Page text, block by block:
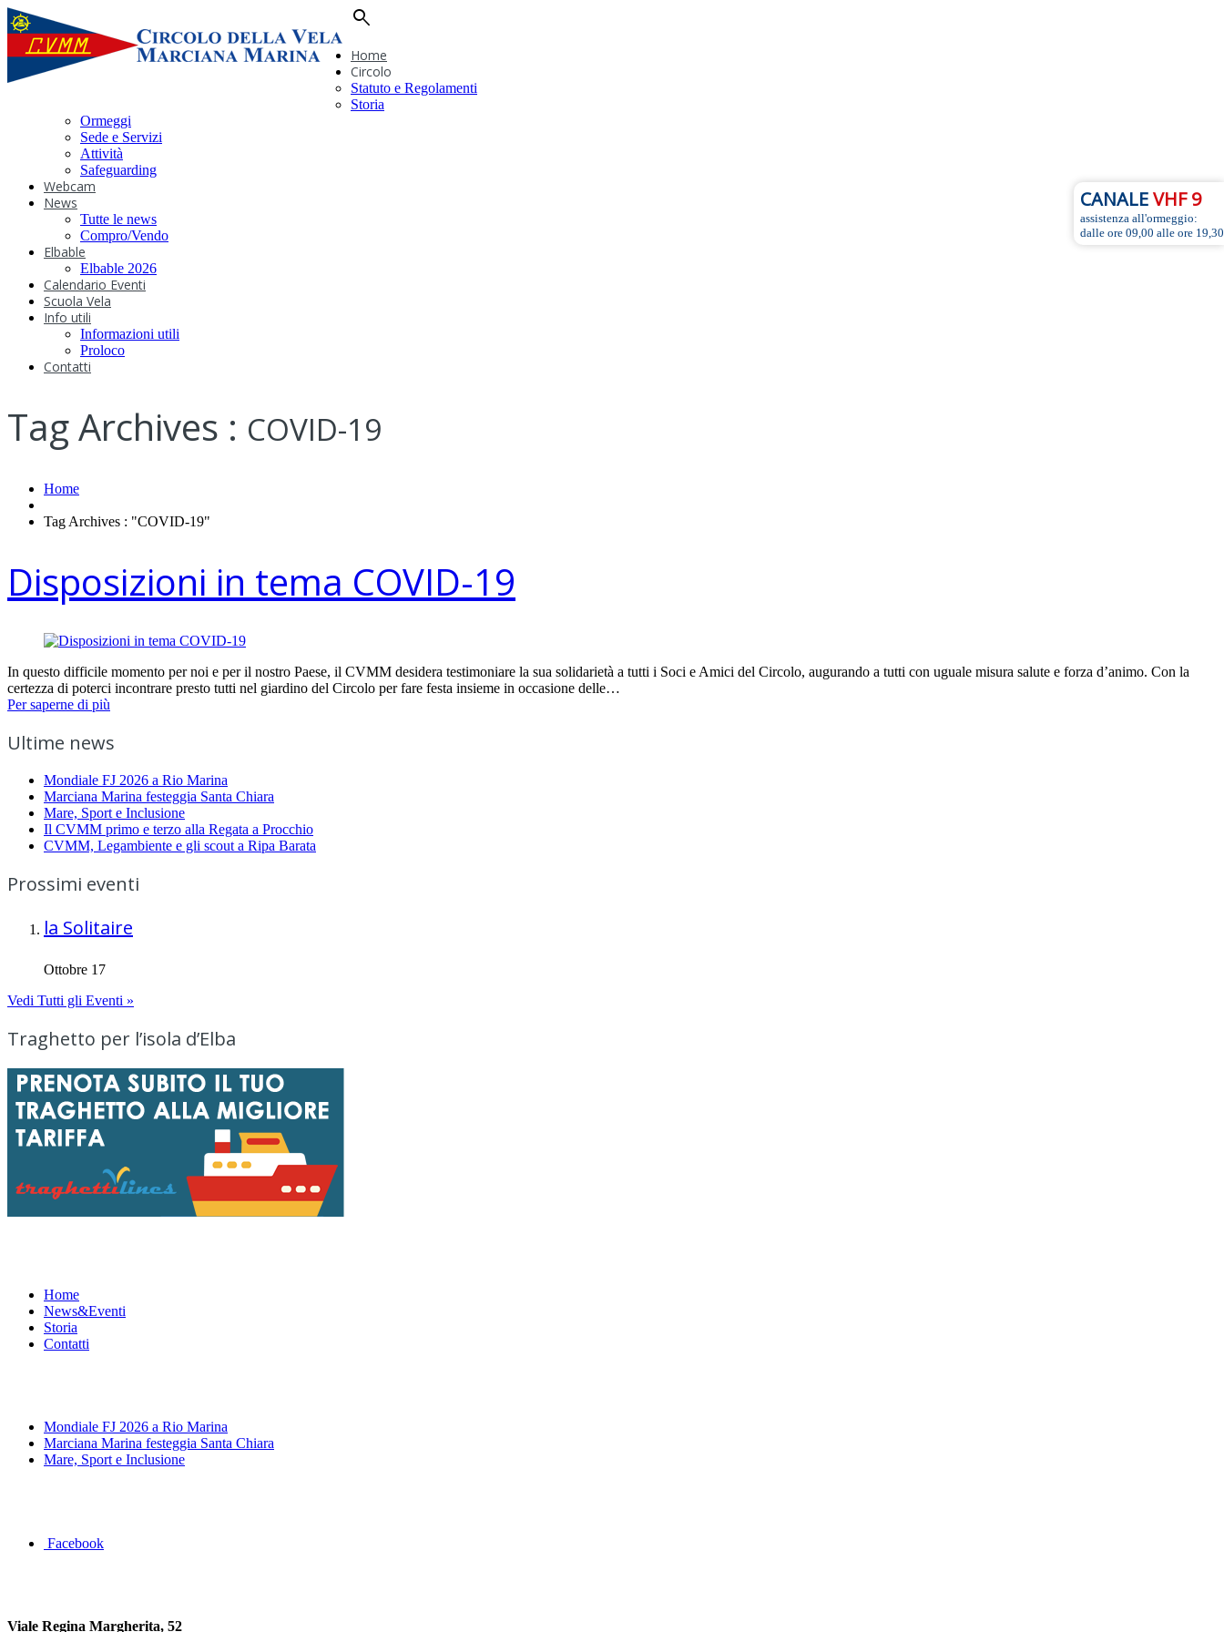
search
Home
Circolo
Statuto e Regolamenti
Storia
Ormeggi
Sede e Servizi
Attività
Safeguarding
Webcam
News
Tutte le news
Compro/Vendo
Elbable
Elbable 2026
Calendario Eventi
Scuola Vela
Info utili
Informazioni utili
Proloco
Contatti
CANALEVHF 9
assistenza all'ormeggio:
dalle ore 09,00 alle ore 19,30
Tag Archives : COVID-19
Home
Tag Archives : "COVID-19"
Disposizioni in tema COVID-19
In questo difficile momento per noi e per il nostro Paese, il CVMM desidera testimoniare la sua solidarietà a tutti i Soci e Amici del Circolo, augurando a tutti con uguale misura salute e forza d’animo. Con la
certezza di poterci incontrare presto tutti nel giardino del Circolo per fare festa insieme in occasione delle…
Per saperne di più
Ultime news
Mondiale FJ 2026 a Rio Marina
Marciana Marina festeggia Santa Chiara
Mare, Sport e Inclusione
Il CVMM primo e terzo alla Regata a Procchio
CVMM, Legambiente e gli scout a Ripa Barata
Prossimi eventi
la Solitaire
Ottobre 17
Vedi Tutti gli Eventi »
Traghetto per l’isola d’Elba
Home
News&Eventi
Storia
Contatti
Mondiale FJ 2026 a Rio Marina
Marciana Marina festeggia Santa Chiara
Mare, Sport e Inclusione
Facebook
Viale Regina Margherita, 52